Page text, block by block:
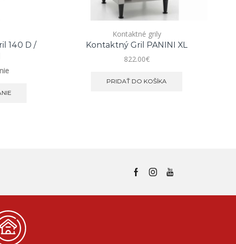
140 D /
Kontaktné grily
Kontaktný Gril PANINI XL
822.00€
PRIDAŤ DO KOŠÍKA